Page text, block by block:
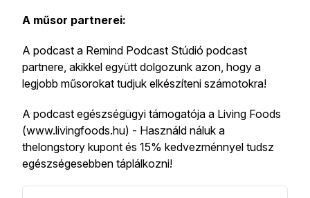
A műsor partnerei:
A podcast a Remind Podcast Stúdió podcast
partnere, akikkel együtt dolgozunk azon, hogy a
legjobb műsorokat tudjuk elkészíteni számotokra!
A podcast egészségügyi támogatója a Living Foods
(www.livingfoods.hu) - Használd náluk a
thelongstory kupont és 15% kedvezménnyel tudsz
egészségesebben táplálkozni!